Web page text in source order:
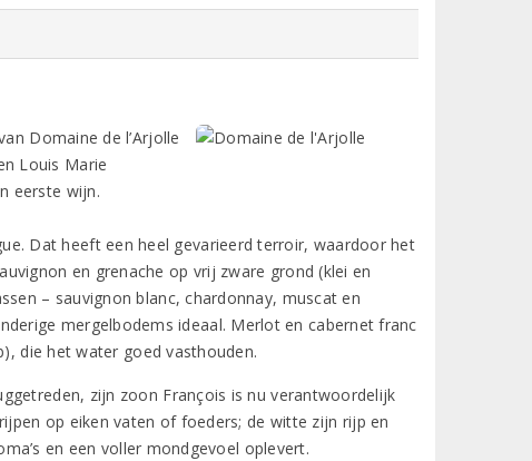
Domaine de l’Arjolle
Louis Marie
eerste wijn.
Dat heeft een heel gevarieerd terroir, waardoor het
en grenache op vrij zware grond (klei en
– sauvignon blanc, chardonnay, muscat en
mergelbodems ideaal. Merlot en cabernet franc
die het water goed vasthouden.
zijn zoon François is nu verantwoordelijk
op eiken vaten of foeders; de witte zijn rijp en
en een voller mondgevoel oplevert.